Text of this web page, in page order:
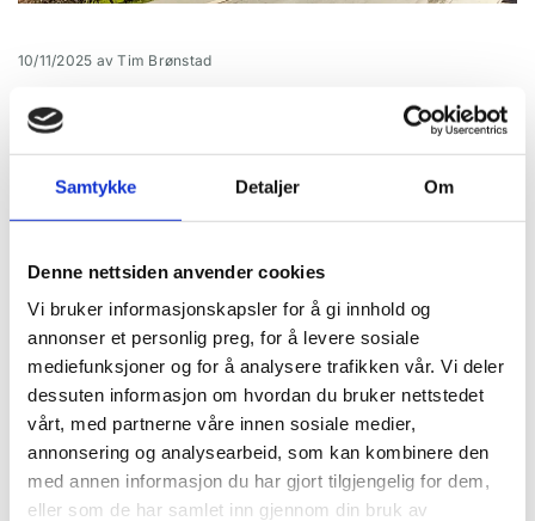
Samtykke Detaljer Om
Denne nettsiden anvender cookies
Vi bruker informasjonskapsler for å gi innhold og
annonser et personlig preg, for å levere sosiale
mediefunksjoner og for å analysere trafikken vår. Vi deler
dessuten informasjon om hvordan du bruker nettstedet
vårt, med partnerne våre innen sosiale medier,
annonsering og analysearbeid, som kan kombinere den
med annen informasjon du har gjort tilgjengelig for dem,
eller som de har samlet inn gjennom din bruk av
10/11/2025 av Tim Brønstad
Tollbugata 115 – Drammen
Oppdragsgiver:
Leveranse:Sanitær-, brannslukking- og kjøleanlegg
Bergaas VVS er valgt som teknisk leverandør til rehabilitering
av Tollbugata 115 i Drammen. Her skal det bygges moderne
kontorlokaler, og vår leveranse omfatter sanitær-,
brannslukking- og kjøleanlegg.
Vi takker Trebo AS for tilliten og ser frem til et godt samarbeid i
et spennende rehabiliteringsprosjekt som vil gi bygget
moderne, fleksible og fremtidsrettede arealer.